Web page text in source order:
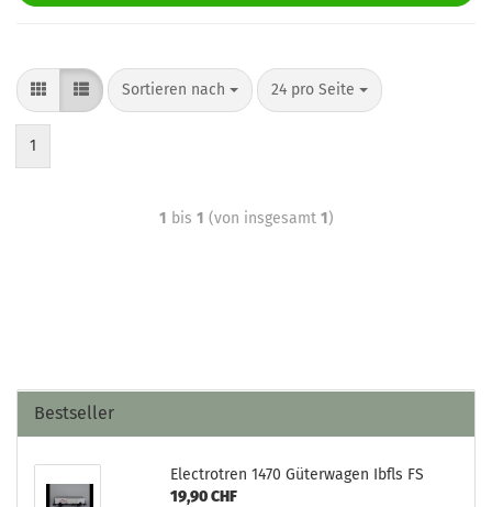
Sortieren nach 24 pro Seite
1
1 bis 1 (von insgesamt 1)
Bestseller
Electrotren 1470 Güterwagen Ibfls FS
19,90 CHF